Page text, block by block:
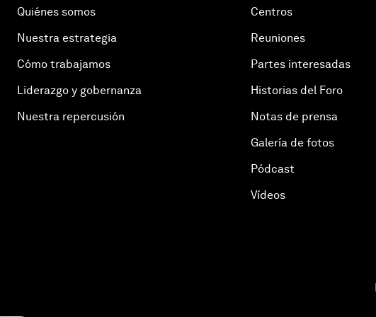
Quiénes somos
Nuestra estrategia
Cómo trabajamos
Liderazgo y gobernanza
Nuestra repercusión
Centros
Reuniones
Partes interesadas
Historias del Foro
Notas de prensa
Galería de fotos
Pódcast
Vídeos